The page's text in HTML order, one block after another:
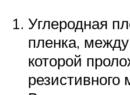
Углеродная
пленка,
которой
резистивного